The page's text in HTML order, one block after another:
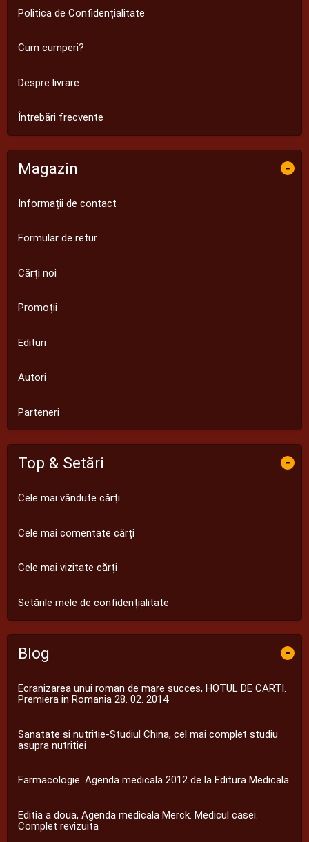
Politica de Confidențialitate
Cum cumperi?
Despre livrare
Întrebări frecvente
Magazin -
Informații de contact
Formular de retur
Cărți noi
Promoții
Edituri
Autori
Parteneri
Top & Setări -
Cele mai vândute cărți
Cele mai comentate cărți
Cele mai vizitate cărți
Setările mele de confidențialitate
Blog -
Ecranizarea unui roman de mare succes, HOTUL DE CARTI.
Premiera in Romania 28. 02. 2014
Sanatate si nutritie-Studiul China, cel mai complet studiu
asupra nutritiei
Farmacologie. Agenda medicala 2012 de la Editura Medicala
Editia a doua, Agenda medicala Merck. Medicul casei.
Complet revizuita